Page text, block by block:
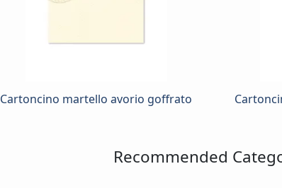
Cartoncino martello avorio goffrato
Recommended